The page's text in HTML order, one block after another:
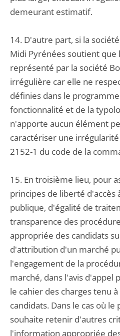
demeurant estimatif.
14. D'autre part, si la
Midi Pyrénées soutient
représenté par la société
irrégulière car elle ne
définies dans le
fonctionnalité et de la
n'apporte aucun élément
caractériser une
2152-1 du code de la
15. En troisième lieu, pour
principes de liberté d'accès
publique, d'égalité de
transparence des
appropriée des candidats
d'attribution d'un marché
l'engagement de la
marché, dans l'avis d'appel
le cahier des charges tenu
candidats. Dans le cas où
souhaite retenir d'autres
l'information appropriée